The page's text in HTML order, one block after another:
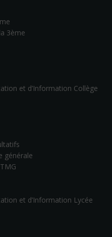
3ème
et d’Information Collège
générale
et d’Information Lycée